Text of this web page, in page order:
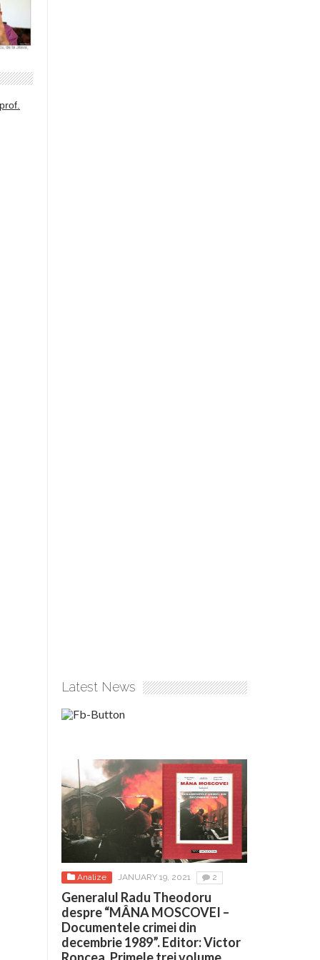
Latest News
Analize JANUARY 19, 2021 2
Generalul Radu Theodoru
despre “MÂNA MOSCOVEI –
Documentele crimei din
decembrie 1989”. Editor: Victor